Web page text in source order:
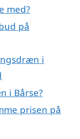
med?
på
i
i Bårse?
prisen på